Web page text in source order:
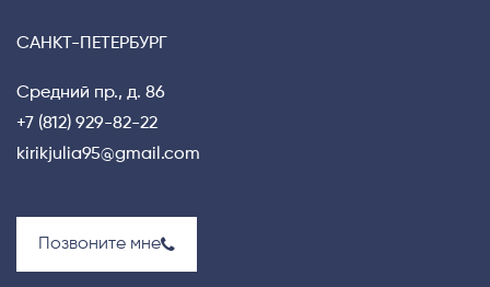
САНКТ-ПЕТЕРБУРГ
Средний пр., д. 86
+7 (812) 929-82-22
kirikjulia95@gmail.com
Позвоните мне